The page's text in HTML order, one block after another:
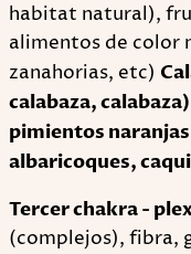
habitat natural),
alimentos de color
zanahorias, etc)
calabaza,
pimientos
albaricoques,
Tercer chakra -
(complejos), fibra,